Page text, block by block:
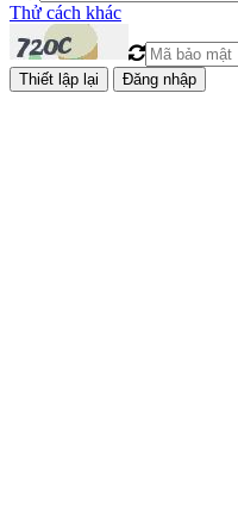
Thử cách khác
Đăng nhập